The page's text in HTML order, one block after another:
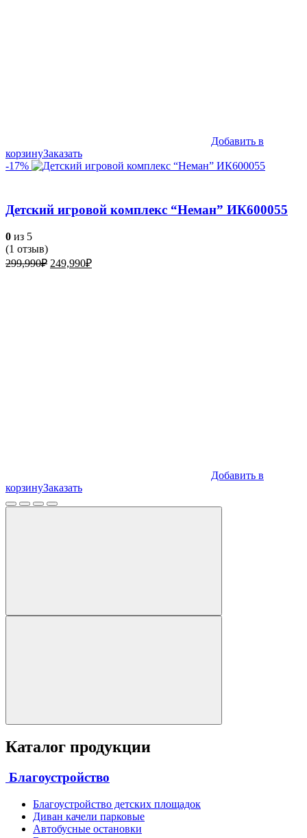
Добавить в
корзинуЗаказать
-17%
Детский игровой комплекс “Неман” ИК600055
0 из 5
(1 отзыв)
299,990₽ Первоначальная
249,990₽Текущая
Добавить в
корзинуЗаказать
Каталог продукции
Благоустройство
Благоустройство детских площадок
Диван качели парковые
Автобусные остановки